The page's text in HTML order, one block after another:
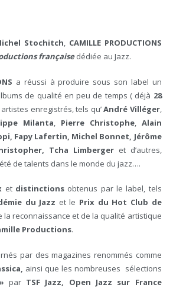
Stochitch, CAMILLE PRODUCTIONS
françaisedédiée au Jazz.
a réussi à produire sous son label un
de qualité en peu de temps ( déjà 28
enregistrés, tels qu’André Villéger,
Milanta Pierre Christophe, Alain
Fapy Lafertin, Michel Bonnet, Jérôme
Tcha Limberger et d’autres,
de talents dans le monde du jazz….
et distinctions obtenus par le label, tels
du Jazz et le Prix du Hot Club de
la reconnaissance et de la qualité artistique
Productions.
par des magazines renommés comme
ainsi que les nombreuses sélections
par TSF Jazz, Open Jazz sur France